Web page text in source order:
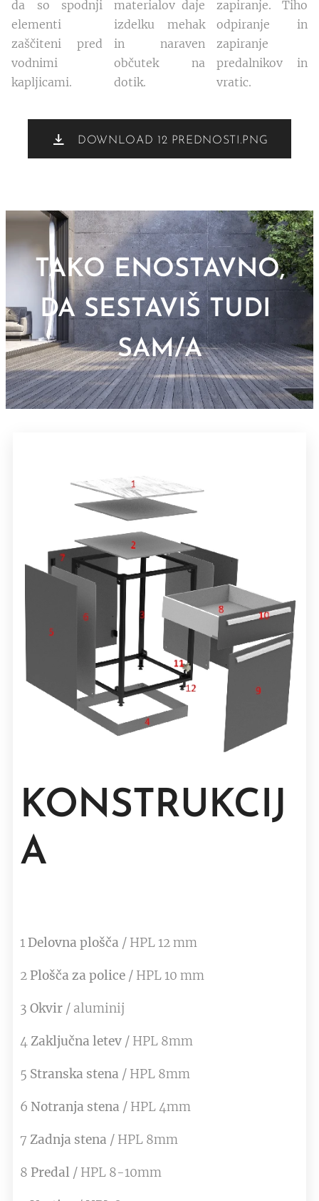
da so spodnji
elementi
zaščiteni pred
vodnimi
kapljicami.
materialov daje
izdelku mehak
in naraven
občutek na
dotik.
zapiranje. Tiho
odpiranje in
zapiranje
predalnikov in
vratic.
DOWNLOAD 12 PREDNOSTI.PNG
TAKO ENOSTAVNO,
DA SESTAVIŠ TUDI
SAM/A
KONSTRUKCIJ
A
1Delovna plošča / HPL 12 mm
2 Plošča za police / HPL 10 mm
3 Okvir / aluminij
4Zaključna letev / HPL 8mm
5 Stranska stena / HPL 8mm
6 Notranja stena / HPL 4mm
7 Zadnja stena / HPL 8mm
8 Predal / HPL 8-10mm